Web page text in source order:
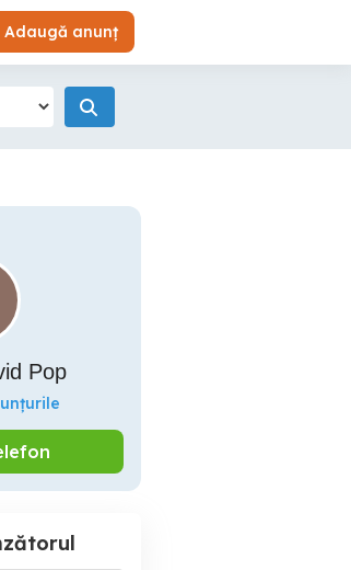
Adaugă anunț
Pop